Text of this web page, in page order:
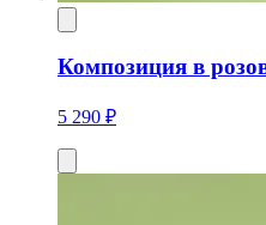
Композиция в
5 290 ₽